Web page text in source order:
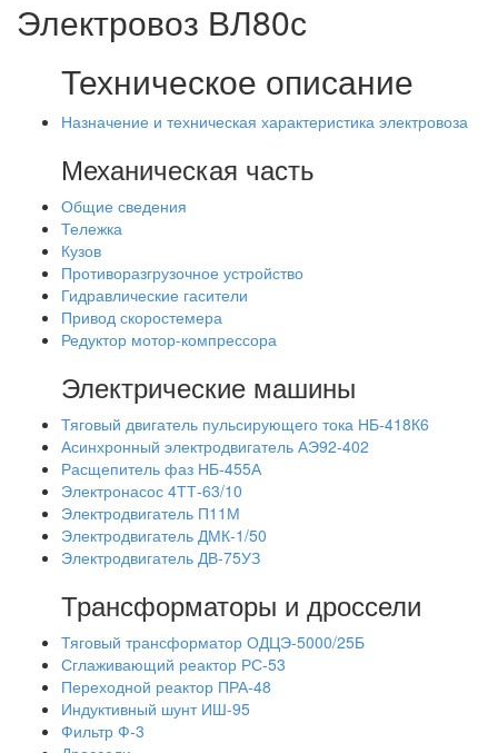
Электровоз ВЛ80с
Техническое описание
Назначение и техническая характеристика электровоза
Механическая часть
Общие сведения
Тележка
Кузов
Противоразгрузочное устройство
Гидравлические гасители
Привод скоростемера
Редуктор мотор-компрессора
Электрические машины
Тяговый двигатель пульсирующего тока НБ-418К6
Асинхронный электродвигатель АЭ92-402
Расщепитель фаз НБ-455А
Электронасос 4ТТ-63/10
Электродвигатель П11М
Электродвигатель ДМК-1/50
Электродвигатель ДВ-75УЗ
Трансформаторы и дроссели
Тяговый трансформатор ОДЦЭ-5000/25Б
Сглаживающий реактор РС-53
Переходной реактор ПРА-48
Индуктивный шунт ИШ-95
Фильтр Ф-3